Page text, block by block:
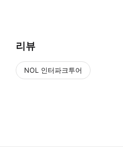
리뷰
NOL 인터파크투어